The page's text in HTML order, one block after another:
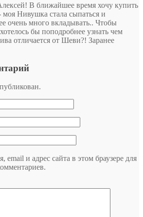
В ближайшее время хочу купить
Нивушка стала сыпаться и
очень много вкладывать.. Чтобы
бы поподробнее узнать чем
отличается от Шеви?! Заранее
email и адрес сайта в этом браузере для